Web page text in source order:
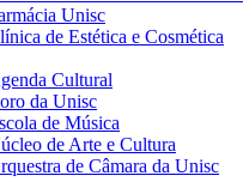
Unisc
de Estética e Cosmética
Cultural
da Unisc
de Música
de Arte e Cultura
de Câmara da Unisc